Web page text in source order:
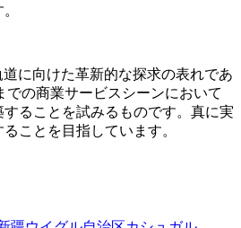
に向けた革新的な探求の表れであ
の商業サービスシーンにおいて
ることを試みるものです。真に実
ことを目指しています。